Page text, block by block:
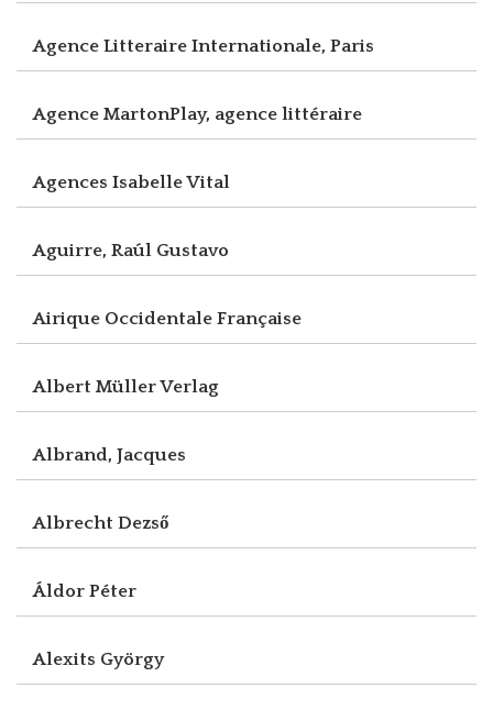
Agence Litteraire Internationale, Paris
Agence MartonPlay, agence littéraire
Agences Isabelle Vital
Aguirre, Raúl Gustavo
Airique Occidentale Française
Albert Müller Verlag
Albrand, Jacques
Albrecht Dezső
Áldor Péter
Alexits György